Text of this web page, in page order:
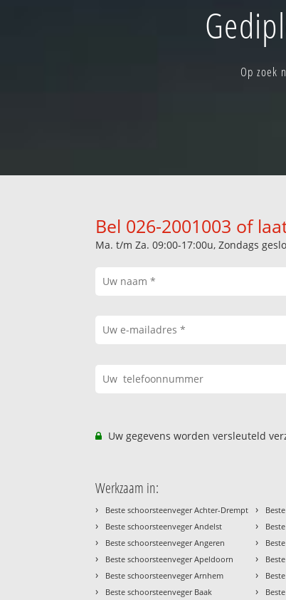
Op zoek
Bel 026-2001003 of
Ma. t/m Za. 09:00-17:00u, Zondags
Uw gegevens worden versleuteld
Werkzaam in:
› Beste schoorsteenveger Achter-Drempt
› Beste schoorsteenveger Andelst
› Beste schoorsteenveger Angeren
› Beste schoorsteenveger Apeldoorn
› Beste schoorsteenveger Arnhem
› Beste schoorsteenveger Baak
›
›
›
›
›
›